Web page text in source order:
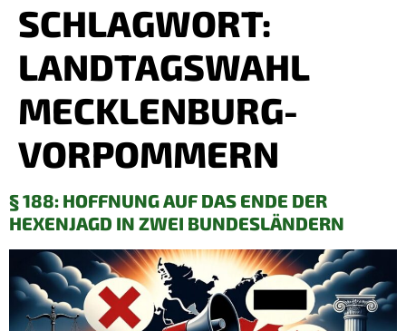
SCHLAGWORT:
LANDTAGSWAHL
MECKLENBURG-
VORPOMMERN
§ 188: HOFFNUNG AUF DAS ENDE DER
HEXENJAGD IN ZWEI BUNDESLÄNDERN